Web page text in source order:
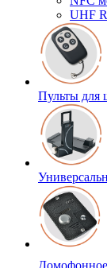
UHF
Пульты для